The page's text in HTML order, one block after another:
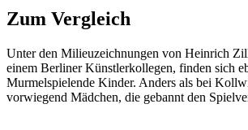
Zum Vergleich
Unter den Milieuzeichnungen von Heinrich
einem Berliner Künstlerkollegen, finden sich
Murmelspielende Kinder. Anders als bei
vorwiegend Mädchen, die gebannt den